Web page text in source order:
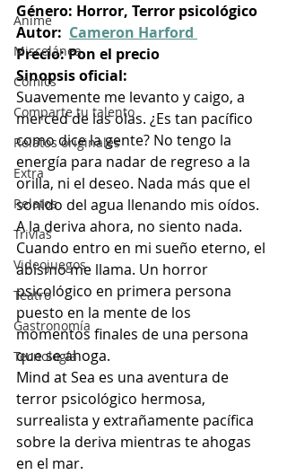
Anime
Miscelánea
Cómics
Comparte tu talento
Relatos originales
Extra
Relatos
Trivias
Videojuegos
Teatro
Gastronomía
Tecnología
Género: Horror, Terror psicológico
Autor: Cameron Harford
Precio: Pon el precio
Sinopsis oficial:
Suavemente me levanto y caigo, a
merced de las olas. ¿Es tan pacífico
como dice la gente? No tengo la
energía para nadar de regreso a la
orilla, ni el deseo. Nada más que el
sonido del agua llenando mis oídos.
A la deriva ahora, no siento nada.
Cuando entro en mi sueño eterno, el
abismo me llama. Un horror
psicológico en primera persona
puesto en la mente de los
momentos finales de una persona
que se ahoga.
Mind at Sea es una aventura de
terror psicológico hermosa,
surrealista y extrañamente pacífica
sobre la deriva mientras te ahogas
en el mar.